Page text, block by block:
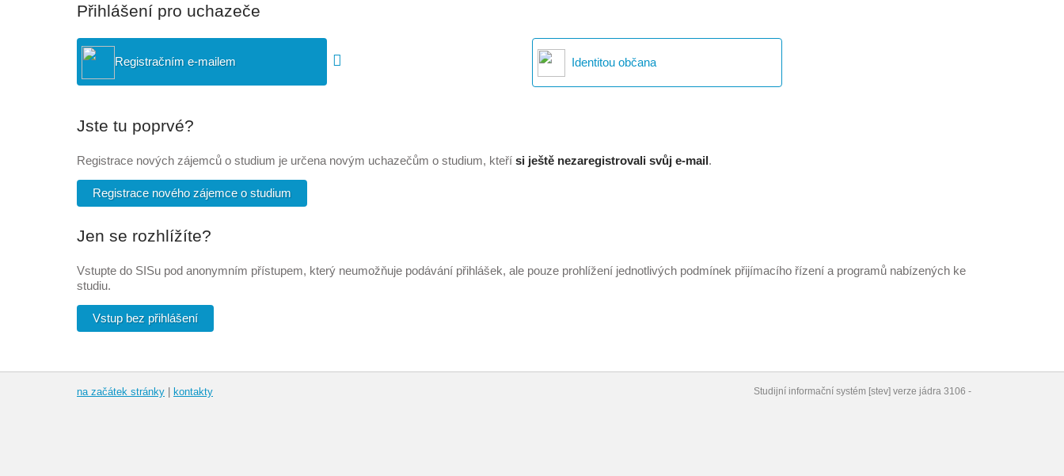
Přihlášení pro uchazeče
Registračním e-mailem Identitou občana
Jste tu poprvé?
Registrace nových zájemců o studium je určena novým uchazečům o studium, kteří si ještě nezaregistrovali svůj e-mail.
Registrace nového zájemce o studium
Jen se rozhlížíte?
Vstupte do SISu pod anonymním přístupem, který neumožňuje podávání přihlášek, ale pouze prohlížení jednotlivých podmínek přijímacího řízení a programů nabízených ke
studiu.
Vstup bez přihlášení
na začátek stránky kontakty Studijní informační systém [stev] verze jádra 3106 -